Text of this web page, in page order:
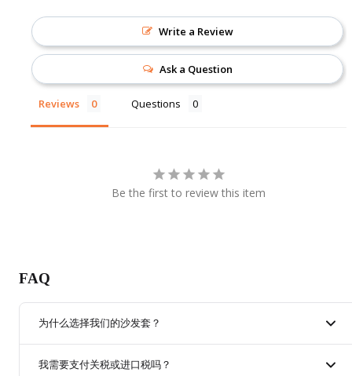
Write a Review
Ask a Question
Reviews Questions
Be the first to review this item
FAQ
为什么选择我们的沙发套？
的 3 年质保，无论是有宠物、孩子还是喜欢活力生活
我需要支付关税或进口税吗？